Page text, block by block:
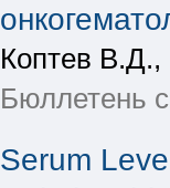
Коптев
Бюллетень
Serum